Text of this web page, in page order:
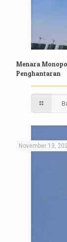
Menara
Penghantaran
November 13,